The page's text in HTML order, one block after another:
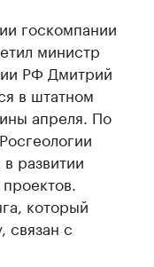
госкомпании
министр
РФ Дмитрий
в штатном
апреля. По
развитии
который
связан с